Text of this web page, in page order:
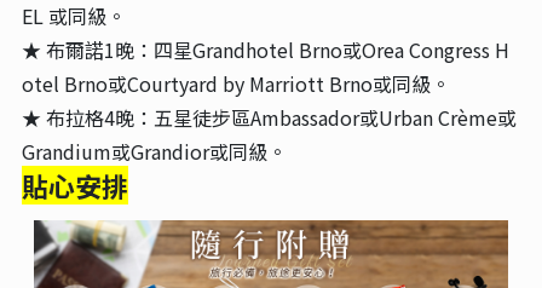
EL 或同級。
★ 布爾諾1晚：四星Grandhotel Brno或Orea Congress H
otel Brno或Courtyard by Marriott Brno或同級。
★ 布拉格4晚：五星徒步區Ambassador或Urban Crème或
Grandium或Grandior或同級。
貼心安排